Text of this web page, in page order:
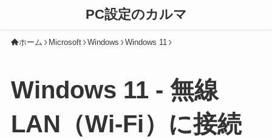
PC設定のカルマ
ホーム Microsoft Windows Windows 11
Windows 11 - 無線
LAN（Wi-Fi）に接続